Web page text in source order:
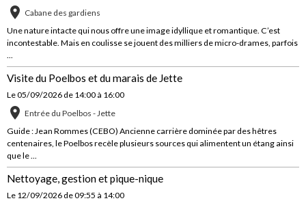
Cabane des gardiens
Une nature intacte qui nous offre une image idyllique et romantique. C’est
incontestable. Mais en coulisse se jouent des milliers de micro-drames, parfois
...
Visite du Poelbos et du marais de Jette
Le 05/09/2026de 14:00 à 16:00
Entrée du Poelbos - Jette
Guide : Jean Rommes (CEBO) Ancienne carrière dominée par des hêtres
centenaires, le Poelbos recèle plusieurs sources qui alimentent un étang ainsi
que le ...
Nettoyage, gestion et pique-nique
Le 12/09/2026de 09:55 à 14:00